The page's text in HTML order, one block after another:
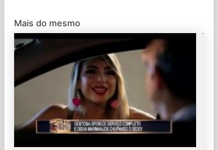
Mais do mesmo